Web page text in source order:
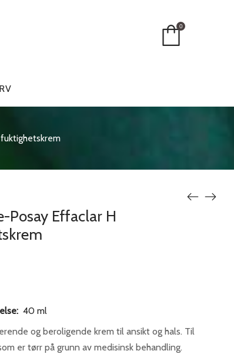
0
Posay Effaclar H
40 ml
og beroligende krem til ansikt og hals. Til
er tørr på grunn av medisinsk behandling.